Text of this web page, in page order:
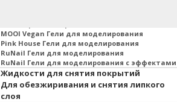
MOOI Vegan Гели для моделирования
Pink House Гели для моделирования
RuNail Гели для моделирования
RuNail Гели для моделирования с эффектами
Жидкости для снятия покрытий
Для обезжиривания и снятия липкого
слоя